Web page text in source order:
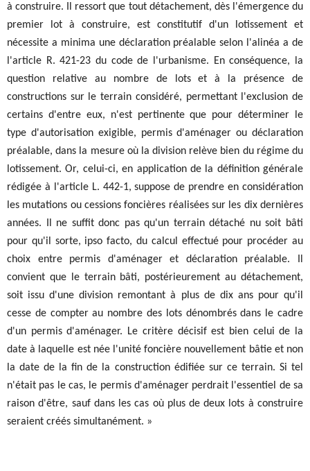
à construire. Il ressort que tout détachement, dès l'émergence du
premier lot à construire, est constitutif d'un lotissement et
nécessite a minima une déclaration préalable selon l'alinéa a de
l'article R. 421-23 du code de l'urbanisme. En conséquence, la
question relative au nombre de lots et à la présence de
constructions sur le terrain considéré, permettant l'exclusion de
certains d'entre eux, n'est pertinente que pour déterminer le
type d'autorisation exigible, permis d'aménager ou déclaration
préalable, dans la mesure où la division relève bien du régime du
lotissement. Or, celui-ci, en application de la définition générale
rédigée à l'article L. 442-1, suppose de prendre en considération
les mutations ou cessions foncières réalisées sur les dix dernières
années. Il ne suffit donc pas qu'un terrain détaché nu soit bâti
pour qu'il sorte, ipso facto, du calcul effectué pour procéder au
choix entre permis d'aménager et déclaration préalable. Il
convient que le terrain bâti, postérieurement au détachement,
soit issu d'une division remontant à plus de dix ans pour qu'il
cesse de compter au nombre des lots dénombrés dans le cadre
d'un permis d'aménager. Le critère décisif est bien celui de la
date à laquelle est née l'unité foncière nouvellement bâtie et non
la date de la fin de la construction édifiée sur ce terrain. Si tel
n'était pas le cas, le permis d'aménager perdrait l'essentiel de sa
raison d'être, sauf dans les cas où plus de deux lots à construire
seraient créés simultanément. »